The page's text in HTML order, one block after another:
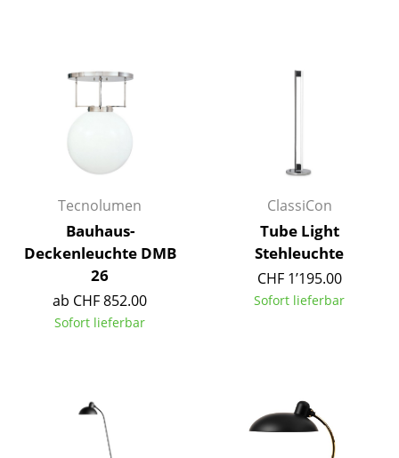
Schreibtische
Sekretäre & PC-Tische
Konferenztische
Kindertische
Gartentische
Servierwagen
Einzelteile
Aufbewahren
Regale & Schränke
Tecnolumen
Bauhaus-
Deckenleuchte DMB
26
ab CHF 852.00
Sofort lieferbar
ClassiCon
Tube Light
Stehleuchte
CHF 1’195.00
Sofort lieferbar